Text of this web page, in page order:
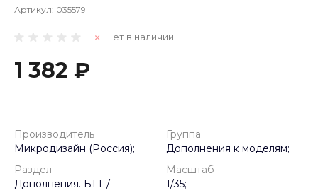
Артикул: 035579
Нет в наличии
1 382 ₽
Производитель
Микродизайн (Россия);
Группа
Дополнения к моделям;
Раздел
Дополнения. БТТ /
Масштаб
1/35;